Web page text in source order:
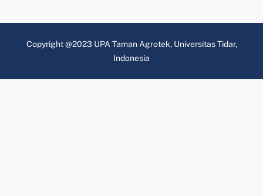
Copyright @2023 UPA Taman Agrotek, Universitas Tidar,
Indonesia